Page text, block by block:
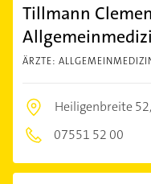
Tillmann
ÄRZTE:
Heiligenbreite 52,
07551 52 00